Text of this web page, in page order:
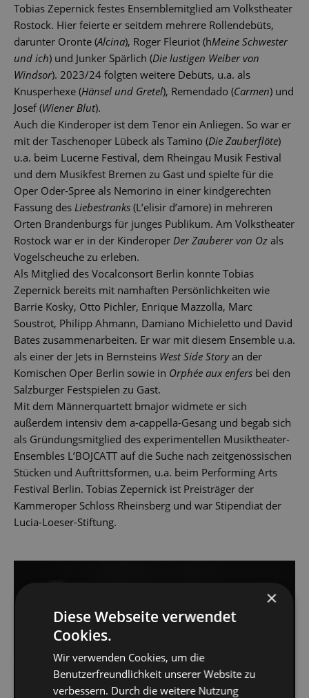
Tobias Zepernick festes Ensemblemitglied am Volkstheater
Rostock. Hier feierte er seitdem mehrere Rollendebüts,
darunter Oronte (Alcina), Roger Fleuriot (hMeine Schwester
und ich) und Junker Spärlich (Die lustigen Weiber von
Windsor). 2023/24 folgten weitere Debüts, u.a. als
Knusperhexe (Hänsel und Gretel), Remendado (Carmen) und
Josef (Wiener Blut).
Auch die Kinderoper ist dem Tenor ein Anliegen. So war er
mit der Taschenoper Lübeck als Tamino (Die Zauberflöte)
u.a. beim Lucerne Festival, dem Rheingau Musik Festival
und dem Musikfest Bremen zu Gast und spielte für die
Oper Oder-Spree als Nemorino in einer kindgerechten
Fassung des Liebestranks (L’elisir d’amore) in mehreren
Orten Brandenburgs für junges Publikum. Am Volkstheater
Rostock war er in der Kinderoper Der Zauberer von Oz als
Vogelscheuche zu erleben.
Als Mitglied des Vocalconsort Berlin konnte Tobias
Zepernick bereits mit namhaften Persönlichkeiten wie
Barrie Kosky, Otto Pichler, Enrique Mazzolla, Marc
Soustrot, Philipp Ahmann, Damiano Michieletto und David
Bates zusammenarbeiten. Er war mit diesem Ensemble u.a.
als einer der Jets in Bernsteins West Side Storyan der
Komischen Oper Berlin sowie in Orphée aux enfers bei den
Salzburger Festspielen zu Gast.
Mit dem Männerquartett bmajor widmete er sich
außerdem intensiv dem a-cappella-Gesang und begab sich
als Gründungsmitglied des experimentellen Musiktheater-
Ensembles L’BOJCATT auf die Suche nach zeitgenössischen
Stücken und Auftrittsformen, u.a. beim Performing Arts
Festival Berlin. Tobias Zepernick ist Preisträger der
Kammeroper Schloss Rheinsberg und war Stipendiat der
Lucia-Loeser-Stiftung.
×
Diese Webseite verwendet
Cookies.
Wir verwenden Cookies, um die
Benutzerfreundlichkeit unserer Website zu
verbessern. Durch die weitere Nutzung